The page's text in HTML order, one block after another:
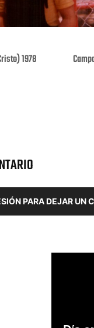
1978
PARA DEJAR UN